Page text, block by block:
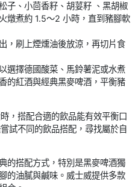
子、小茴香籽、胡荽籽 、黑胡椒
燉煮約 1.5～2 小時，直到豬腳軟
，刷上煙燻油後放涼，再切片食
選擇德國酸菜、馬鈴薯泥或水煮
的紅酒與經典黑麥啤酒，平衡豬
，搭配合適的飲品能有效平衡口
試不同的飲品搭配，尋找屬於自
的搭配方式，特別是黑麥啤酒獨
的油膩與鹹味。威士威提供多款